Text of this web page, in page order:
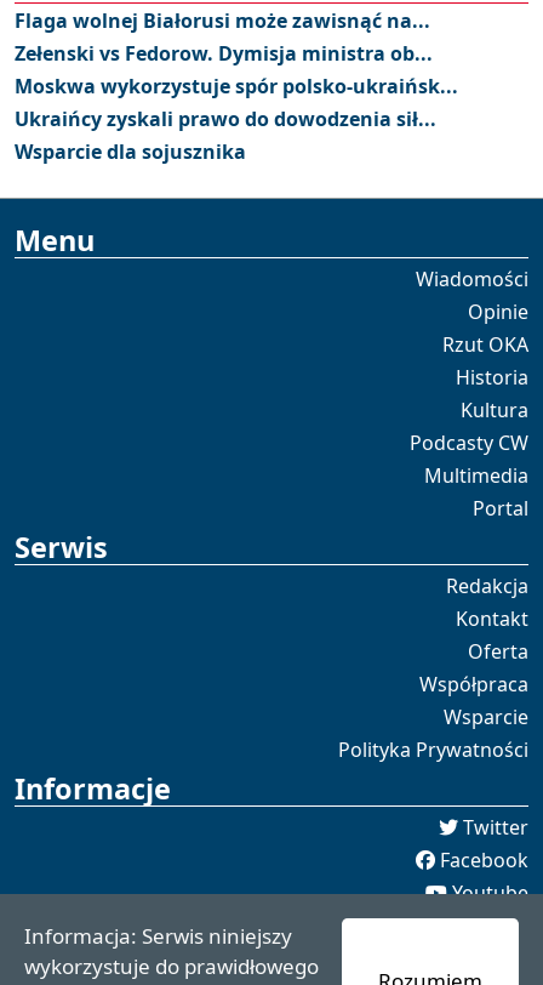
Flaga wolnej Białorusi może zawisnąć na...
Zełenski vs Fedorow. Dymisja ministra ob...
Moskwa wykorzystuje spór polsko-ukraińsk...
Ukraińcy zyskali prawo do dowodzenia sił...
Wsparcie dla sojusznika
Menu
Wiadomości
Opinie
Rzut OKA
Historia
Kultura
Podcasty CW
Multimedia
Portal
Serwis
Redakcja
Kontakt
Oferta
Współpraca
Wsparcie
Polityka Prywatności
Informacje
Twitter
Facebook
Youtube
Spotify
redakcja [[]] czaswschodni.pl
Informacja: Serwis niniejszy
wykorzystuje do prawidłowego